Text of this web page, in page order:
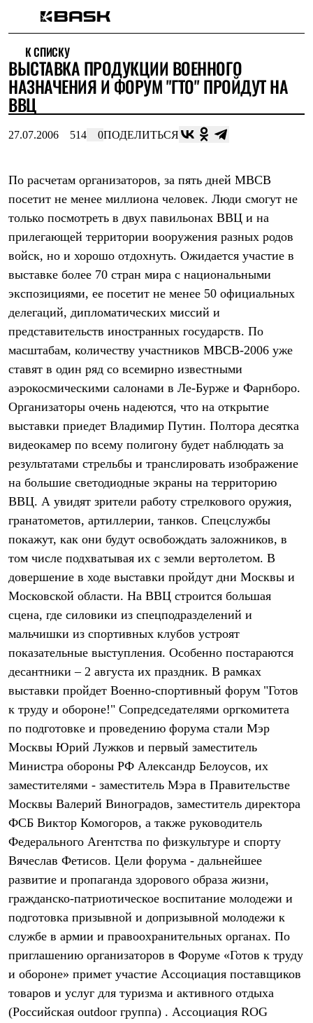
Интернет-магазин
Мужская одежда
Утепленная пухом
Куртки
Брюки
Комбинезоны
Штормовая одежда
Куртки
Софтшелл одежда
Куртки
Брюки
Флисовая одежда
Куртки
Брюки
Термобелье
Теплое термобелье
Среднее термобелье
Легкое термобелье
Лёгкая одежда
Футболки
Рубашки
Толстовки
Брюки
Женская одежда
Утепленная пухом
Куртки
Жилеты
Утепленная синтетикой
Брюки
Штормовая одежда
Софтшелл одежда
Куртки
Брюки
Лёгкая одежда
Рубашки
Футболки
Брюки
Термобелье
Теплое термобелье
Среднее термобелье
Легкое термобелье
Флисовая одежда
Брюки
Детская одежда
Утепленная пухом
Комбинезоны
Куртки
Брюки
Утепленная синтетикой
Комбинезоны
Куртки
Лёгкая одежда
Футболки
Толстовки
Брюки
Софтшелл одежда
Куртки
Флисовая одежда
Куртки
Брюки
К СПИСКУ
ВЫСТАВКА ПРОДУКЦИИ ВОЕННОГО
НАЗНАЧЕНИЯ И ФОРУМ "ГТО" ПРОЙДУТ НА
ВВЦ
27.07.2006 514 0ПОДЕЛИТЬСЯ
По расчетам организаторов, за пять дней МВСВ
посетит не менее миллиона человек. Люди смогут не
только посмотреть в двух павильонах ВВЦ и на
прилегающей территории вооружения разных родов
войск, но и хорошо отдохнуть. Ожидается участие в
выставке более 70 стран мира с национальными
экспозициями, ее посетит не менее 50 официальных
делегаций, дипломатических миссий и
представительств иностранных государств. По
масштабам, количеству участников МВСВ-2006 уже
ставят в один ряд со всемирно известными
аэрокосмическими салонами в Ле-Бурже и Фарнборо.
Организаторы очень надеются, что на открытие
выставки приедет Владимир Путин. Полтора десятка
видеокамер по всему полигону будет наблюдать за
результатами стрельбы и транслировать изображение
на большие светодиодные экраны на территорию
ВВЦ. А увидят зрители работу стрелкового оружия,
гранатометов, артиллерии, танков. Спецслужбы
покажут, как они будут освобождать заложников, в
том числе подхватывая их с земли вертолетом. В
довершение в ходе выставки пройдут дни Москвы и
Московской области. На ВВЦ строится большая
сцена, где силовики из спецподразделений и
мальчишки из спортивных клубов устроят
показательные выступления. Особенно постараются
десантники – 2 августа их праздник. В рамках
выставки пройдет Военно-спортивный форум "Готов
к труду и обороне!" Сопредседателями оргкомитета
по подготовке и проведению форума стали Мэр
Москвы Юрий Лужков и первый заместитель
Министра обороны РФ Александр Белоусов, их
заместителями - заместитель Мэра в Правительстве
Москвы Валерий Виноградов, заместитель директора
ФСБ Виктор Комогоров, а также руководитель
Федерального Агентства по физкультуре и спорту
Вячеслав Фетисов. Цели форума - дальнейшее
развитие и пропаганда здорового образа жизни,
гражданско-патриотическое воспитание молодежи и
подготовка призывной и допризывной молодежи к
службе в армии и правоохранительных органах. По
приглашению организаторов в Форуме «Готов к труду
и обороне» примет участие Ассоциация поставщиков
товаров и услуг для туризма и активного отдыха
(Российская outdoor группа) . Ассоциация ROG